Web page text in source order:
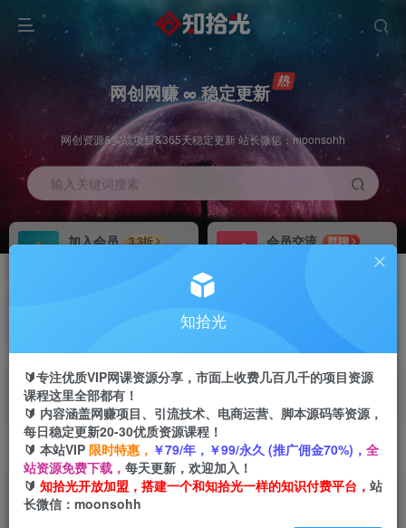
网创网赚 ∞ 稳定更新
网创资源&实战项目&365天稳定更新 站长微信：moonsohh
输入关键词搜索
加入会员
3.3折
会员交流
群聊
首页 网站公告 正文
白菜价解锁20000+N个赚钱机会，加入知拾光会
员，全站资源免费学习。
知拾光
🔰专注优质VIP网课资源分享，市面上收费几百几千的项目资源
课程这里全部都有！
🔰 内容涵盖网赚项目、引流技术、电商运营、脚本源码等资源，
每日稳定更新20-30优质资源课程！
🔰 本站VIP 限时特惠， ￥79/年，￥99/永久 (推广佣金70%)， 全
站资源免费下载， 每天更新，欢迎加入！
🔰 知拾光开放加盟，搭建一个和知拾光一样的知识付费平台， 站
长微信：moonsohh